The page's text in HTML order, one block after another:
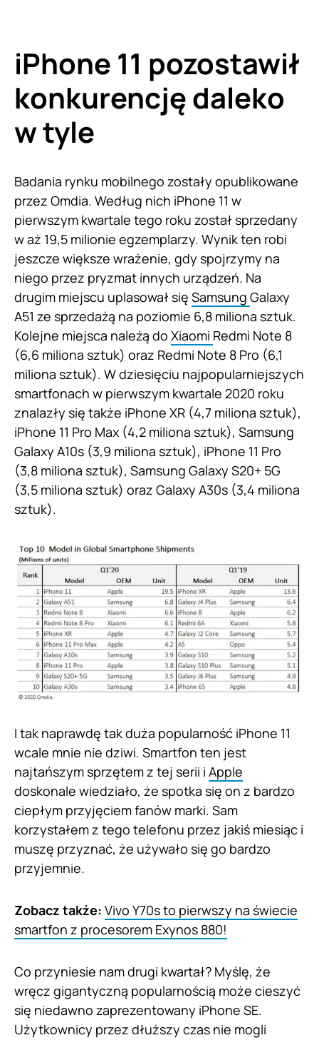
iPhone 11 pozostawił
konkurencję daleko
w tyle
Badania rynku mobilnego zostały opublikowane
przez Omdia. Według nich iPhone 11 w
pierwszym kwartale tego roku został sprzedany
w aż 19,5 milionie egzemplarzy. Wynik ten robi
jeszcze większe wrażenie, gdy spojrzymy na
niego przez pryzmat innych urządzeń. Na
drugim miejscu uplasował się Samsung Galaxy
A51 ze sprzedażą na poziomie 6,8 miliona sztuk.
Kolejne miejsca należą do Xiaomi Redmi Note 8
(6,6 miliona sztuk) oraz Redmi Note 8 Pro (6,1
miliona sztuk). W dziesięciu najpopularniejszych
smartfonach w pierwszym kwartale 2020 roku
znalazły się także iPhone XR (4,7 miliona sztuk),
iPhone 11 Pro Max (4,2 miliona sztuk), Samsung
Galaxy A10s (3,9 miliona sztuk), iPhone 11 Pro
(3,8 miliona sztuk), Samsung Galaxy S20+ 5G
(3,5 miliona sztuk) oraz Galaxy A30s (3,4 miliona
sztuk).
I tak naprawdę tak duża popularność iPhone 11
wcale mnie nie dziwi. Smartfon ten jest
najtańszym sprzętem z tej serii i Apple
doskonale wiedziało, że spotka się on z bardzo
ciepłym przyjęciem fanów marki. Sam
korzystałem z tego telefonu przez jakiś miesiąc i
muszę przyznać, że używało się go bardzo
przyjemnie.
Zobacz także: Vivo Y70s to pierwszy na świecie
smartfon z procesorem Exynos 880!
Co przyniesie nam drugi kwartał? Myślę, że
wręcz gigantyczną popularnością może cieszyć
się niedawno zaprezentowany iPhone SE.
Użytkownicy przez dłuższy czas nie mogli